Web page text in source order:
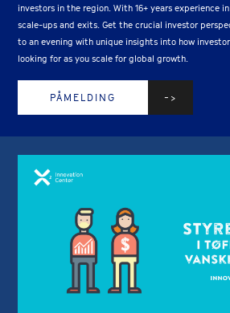
investors in the region. With 16+ years experience
scale-ups and exits. Get the crucial investor
to an evening with unique insights into how
looking for as you scale for global growth.
PÅMELDING